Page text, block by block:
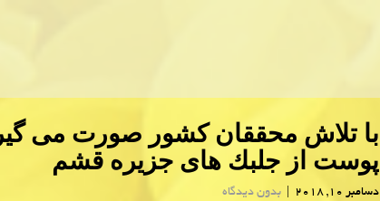
با تلاش محققان كشور صورت می
پوست از جلبك های جزیره قشم
دسامبر 10, 2018
بدون دیدگاه